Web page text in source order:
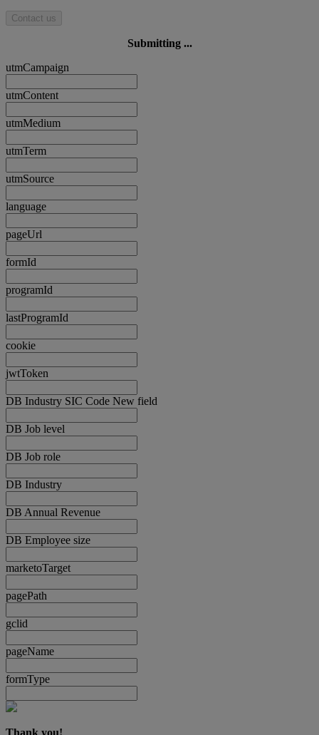
Contact us
Submitting ...
utmCampaign
utmContent
utmMedium
utmTerm
utmSource
language
pageUrl
formId
programId
lastProgramId
cookie
jwtToken
DB Industry SIC Code New field
DB Job level
DB Job role
DB Industry
DB Annual Revenue
DB Employee size
marketoTarget
pagePath
gclid
pageName
formType